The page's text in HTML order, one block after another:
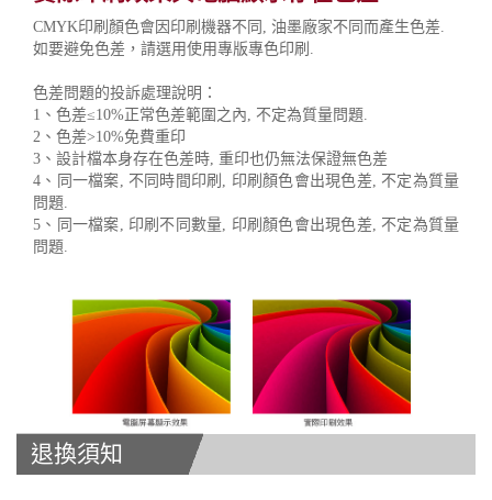
CMYK印刷顏色會因印刷機器不同, 油墨廠家不同而產生色差.
如要避免色差，請選用使用專版專色印刷.
色差問題的投訴處理說明：
1、色差≤10%正常色差範圍之內, 不定為質量問題.
2、色差>10%免費重印
3、設計檔本身存在色差時, 重印也仍無法保證無色差
4、同一檔案, 不同時間印刷, 印刷顏色會出現色差, 不定為質量
問題.
5、同一檔案, 印刷不同數量, 印刷顏色會出現色差, 不定為質量
問題.
退換須知